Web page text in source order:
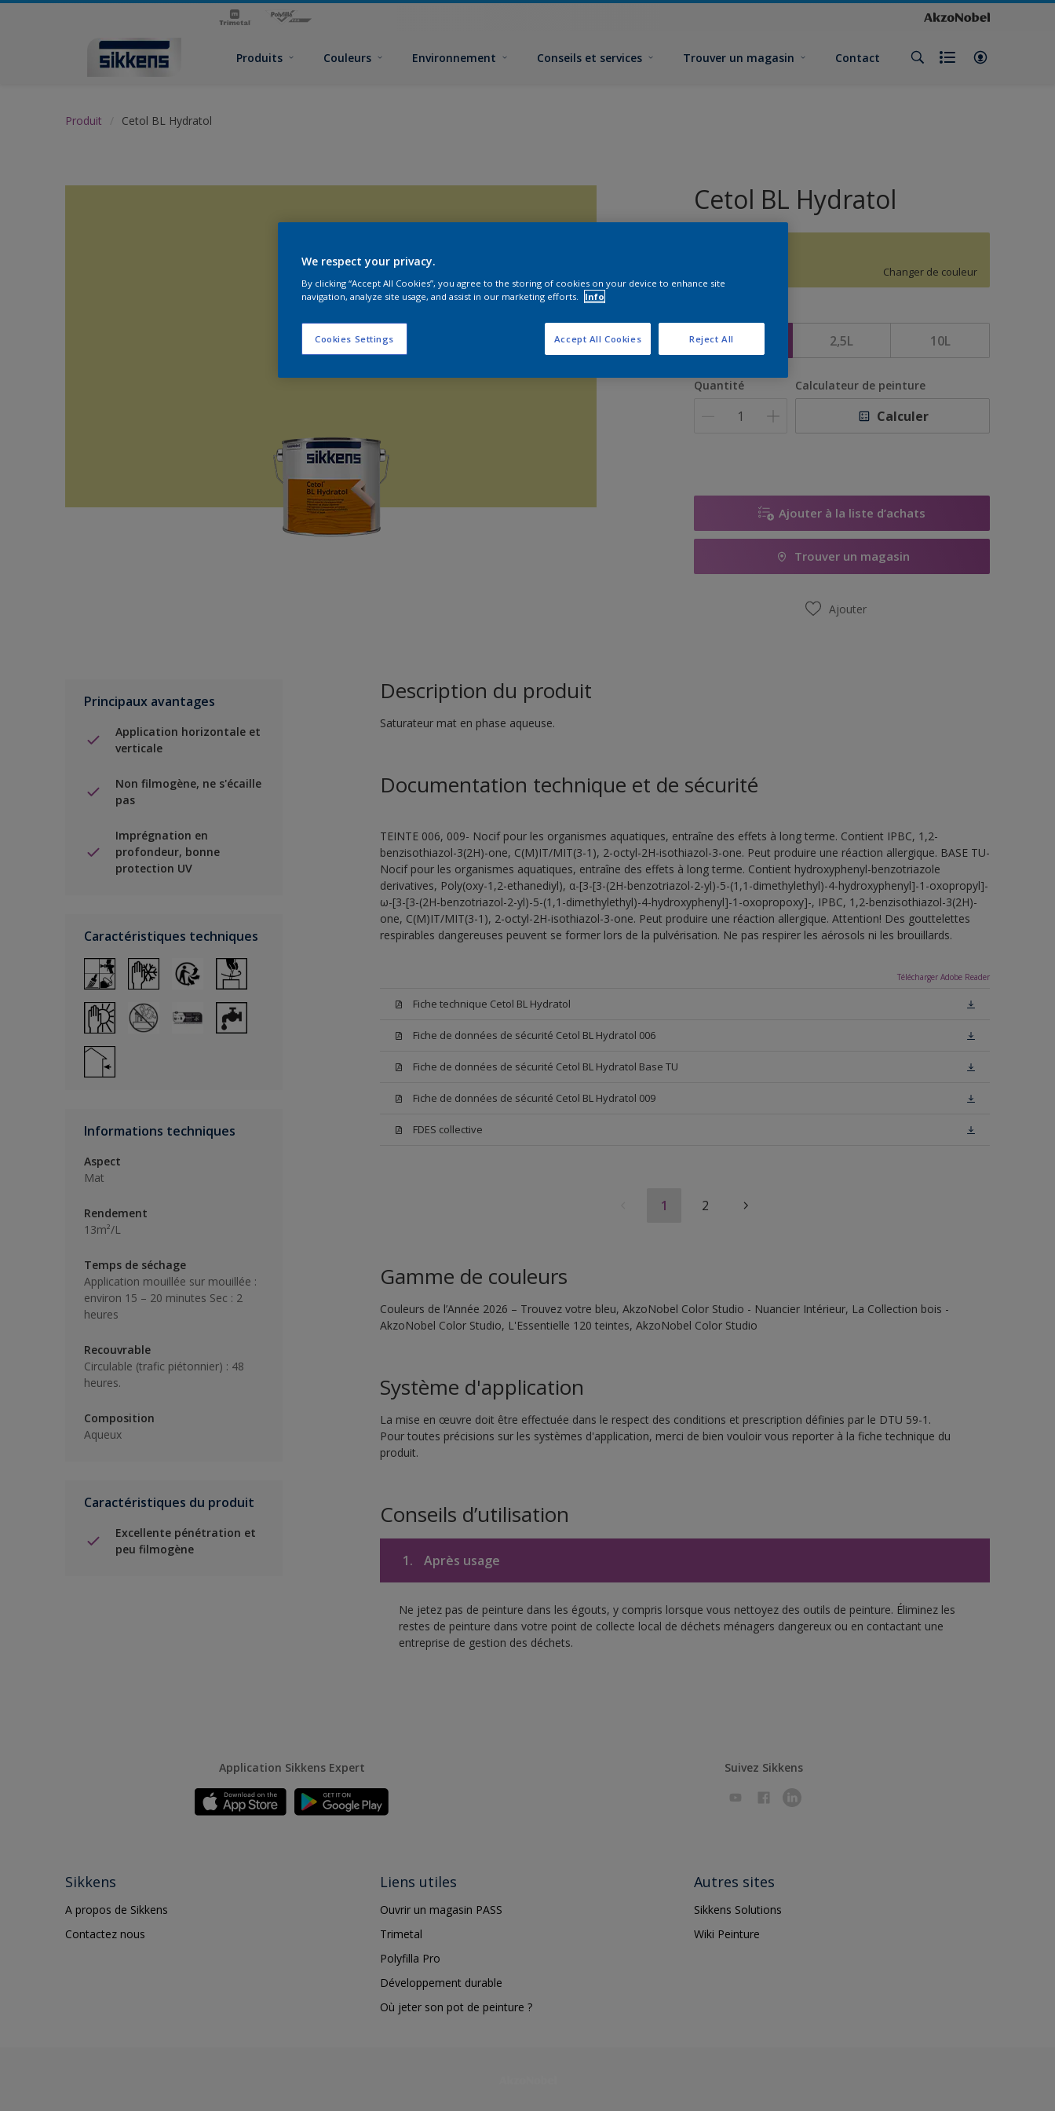
Produits Couleurs Environnement Conseils et services Trouver un magasin Contact
Produit Cetol BL Hydratol
Cetol BL Hydratol
Changer de couleur
2,5L 10L
Quantité Calculateur de peinture
Calculer
Ajouter à la liste d’achats
Trouver un magasin
Ajouter
Principaux avantages
Application horizontale et
verticale
Non filmogène, ne s'écaille
pas
Imprégnation en
profondeur, bonne
protection UV
Caractéristiques techniques
Informations techniques
Aspect
Mat
Rendement
13m²/L
Temps de séchage
Application mouillée sur mouillée :
environ 15 – 20 minutes Sec : 2
heures
Recouvrable
Circulable (trafic piétonnier) : 48
heures.
Composition
Aqueux
Caractéristiques du produit
Excellente pénétration et
peu filmogène
Description du produit
Saturateur mat en phase aqueuse.
Documentation technique et de sécurité
TEINTE 006, 009- Nocif pour les organismes aquatiques, entraîne des effets à long terme. Contient IPBC, 1,2-
benzisothiazol-3(2H)-one, C(M)IT/MIT(3-1), 2-octyl-2H-isothiazol-3-one. Peut produire une réaction allergique. BASE TU-
Nocif pour les organismes aquatiques, entraîne des effets à long terme. Contient hydroxyphenyl-benzotriazole
derivatives, Poly(oxy-1,2-ethanediyl), α-[3-[3-(2H-benzotriazol-2-yl)-5-(1,1-dimethylethyl)-4-hydroxyphenyl]-1-oxopropyl]-
ω-[3-[3-(2H-benzotriazol-2-yl)-5-(1,1-dimethylethyl)-4-hydroxyphenyl]-1-oxopropoxy]-, IPBC, 1,2-benzisothiazol-3(2H)-
one, C(M)IT/MIT(3-1), 2-octyl-2H-isothiazol-3-one. Peut produire une réaction allergique. Attention! Des gouttelettes
respirables dangereuses peuvent se former lors de la pulvérisation. Ne pas respirer les aérosols ni les brouillards.
Télécharger Adobe Reader
Fiche technique Cetol BL Hydratol
Fiche de données de sécurité Cetol BL Hydratol 006
Fiche de données de sécurité Cetol BL Hydratol Base TU
Fiche de données de sécurité Cetol BL Hydratol 009
FDES collective
1 2
Gamme de couleurs
Couleurs de l’Année 2026 – Trouvez votre bleu, AkzoNobel Color Studio - Nuancier Intérieur, La Collection bois -
AkzoNobel Color Studio, L'Essentielle 120 teintes, AkzoNobel Color Studio
Système d'application
La mise en œuvre doit être effectuée dans le respect des conditions et prescription définies par le DTU 59-1.
Pour toutes précisions sur les systèmes d'application, merci de bien vouloir vous reporter à la fiche technique du
produit.
Conseils d’utilisation
1. Après usage
Ne jetez pas de peinture dans les égouts, y compris lorsque vous nettoyez des outils de peinture. Éliminez les
restes de peinture dans votre point de collecte local de déchets ménagers dangereux ou en contactant une
entreprise de gestion des déchets.
Application Sikkens Expert Suivez Sikkens
Sikkens
A propos de Sikkens
Contactez nous
Liens utiles
Ouvrir un magasin PASS
Trimetal
Polyfilla Pro
Développement durable
Où jeter son pot de peinture ?
Autres sites
Sikkens Solutions
Wiki Peinture
We respect your privacy.
By clicking “Accept All Cookies”, you agree to the storing of cookies on your device to enhance site
navigation, analyze site usage, and assist in our marketing efforts.
Info
Cookies Settings Reject All
Accept All Cookies